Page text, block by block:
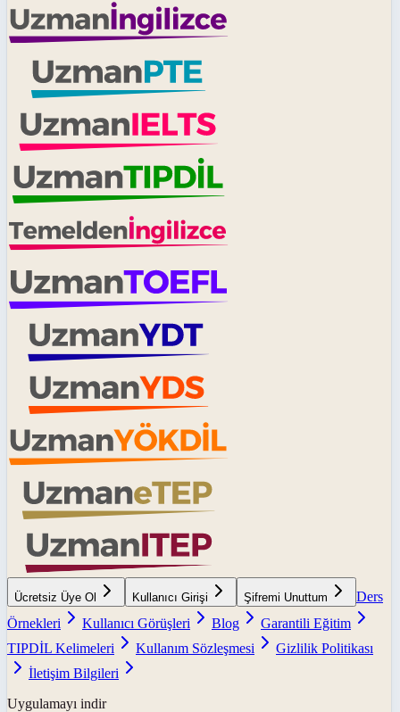
Ücretsiz Üye Ol Kullanıcı Girişi Şifremi Unuttum
Ders
Örnekleri
Kullanıcı Görüşleri Blog
Garantili Eğitim
TIPDİL Kelimeleri
Kullanım Sözleşmesi
Gizlilik Politikası
İletişim Bilgileri
Uygulamayı indir